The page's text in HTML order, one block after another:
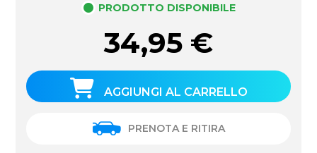
PRODOTTO DISPONIBILE
34,95 €
AGGIUNGI AL CARRELLO
PRENOTA E RITIRA